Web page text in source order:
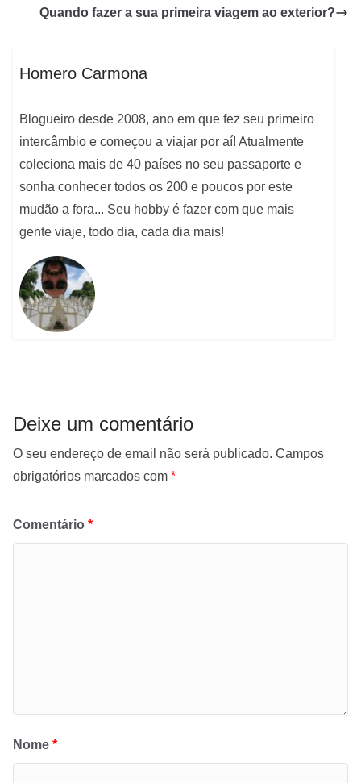
Quando fazer a sua primeira viagem ao exterior?
Homero Carmona
Blogueiro desde 2008, ano em que fez seu primeiro
intercâmbio e começou a viajar por aí! Atualmente
coleciona mais de 40 países no seu passaporte e
sonha conhecer todos os 200 e poucos por este
mudão a fora... Seu hobby é fazer com que mais
gente viaje, todo dia, cada dia mais!
Deixe um comentário
O seu endereço de email não será publicado. Campos
obrigatórios marcados com *
Comentário *
Nome *